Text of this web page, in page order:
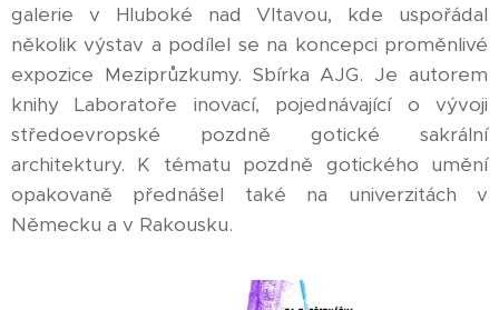
galerie v Hluboké nad Vltavou, kde uspořádal
několik výstav a podílel se na koncepci proměnlivé
expozice Meziprůzkumy. Sbírka AJG. Je autorem
knihy Laboratoře inovací, pojednávající o vývoji
středoevropské pozdně gotické sakrální
architektury. K tématu pozdně gotického umění
opakovaně přednášel také na univerzitách v
Německu a v Rakousku.